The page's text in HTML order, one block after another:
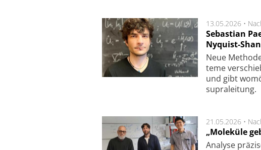
13.05.2026 •
Sebastian
Nyquist-
Neue
te­me
und gibt
supra­lei­tung.
21.05.2026 •
„Moleküle
Analyse